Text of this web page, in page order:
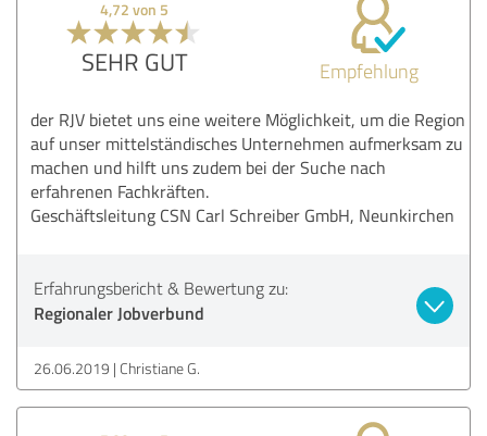
4,72 von 5
SEHR GUT Empfehlung
der RJV bietet uns eine weitere Möglichkeit, um die Region
auf unser mittelständisches Unternehmen aufmerksam zu
machen und hilft uns zudem bei der Suche nach
erfahrenen Fachkräften.
Geschäftsleitung CSN Carl Schreiber GmbH, Neunkirchen
Erfahrungsbericht & Bewertung zu:
Regionaler Jobverbund
26.06.2019 Christiane G.